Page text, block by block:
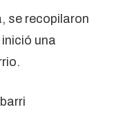
se recopilaron
una